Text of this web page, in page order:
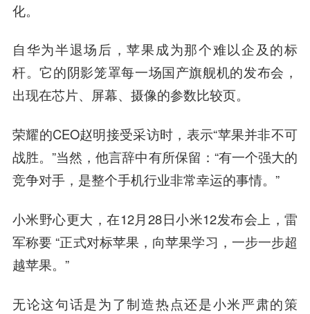
化。
自华为半退场后，苹果成为那个难以企及的标
杆。它的阴影笼罩每一场国产旗舰机的发布会，
出现在芯片、屏幕、摄像的参数比较页。
荣耀的CEO赵明接受采访时，表示“苹果并非不可
战胜。”当然，他言辞中有所保留：“有一个强大的
竞争对手，是整个手机行业非常幸运的事情。”
小米野心更大，在12月28日小米12发布会上，雷
军称要 “正式对标苹果，向苹果学习，一步一步超
越苹果。”
无论这句话是为了制造热点还是小米严肃的策